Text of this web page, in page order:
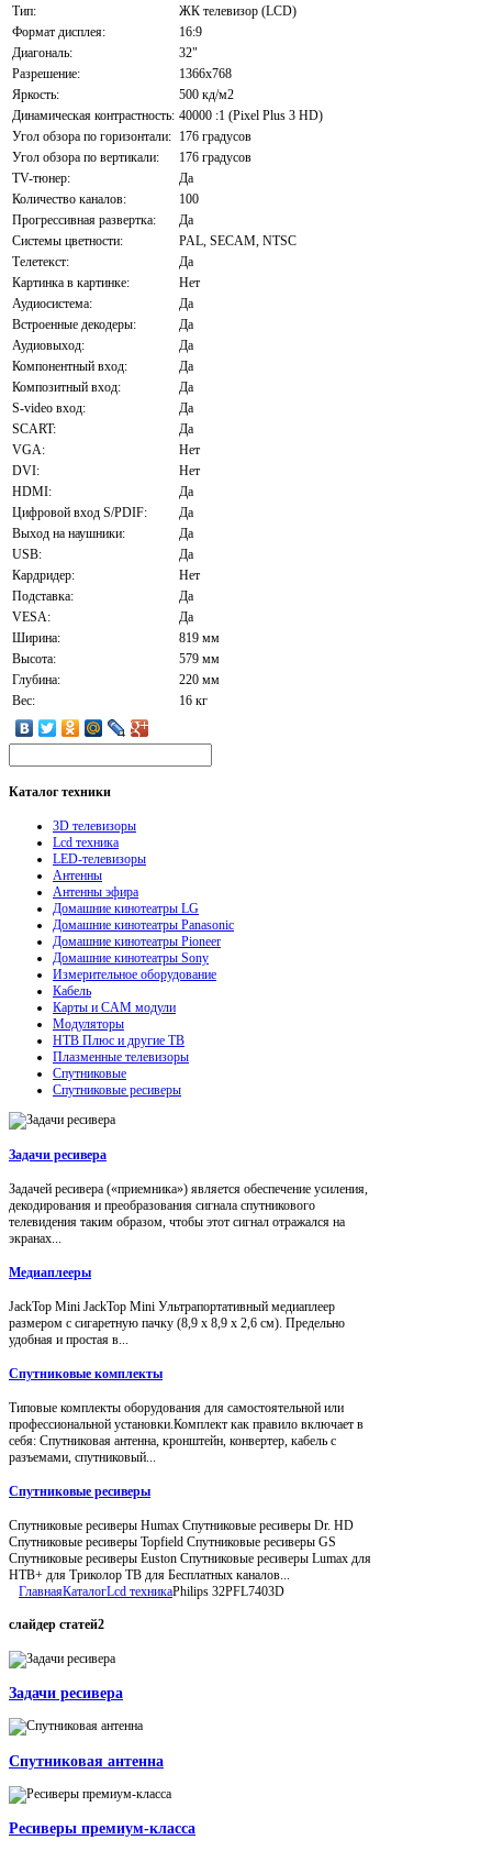
Тип:
ЖК телевизор (LCD)
Формат дисплея:
16:9
Диагональ:
32"
Разрешение:
1366x768
Яркость:
500 кд/м2
Динамическая контрастность: 40000 :1 (Pixel Plus 3 HD)
Угол обзора по горизонтали: 176 градусов
Угол обзора по вертикали:
176 градусов
TV-тюнер:
Да
Количество каналов:
100
Прогрессивная развертка:
Да
Системы цветности:
PAL, SECAM, NTSC
Телетекст:
Да
Картинка в картинке:
Нет
Аудиосистема:
Да
Встроенные декодеры:
Да
Аудиовыход:
Да
Компонентный вход:
Да
Композитный вход:
Да
S-video вход:
Да
SCART:
Да
VGA:
Нет
DVI:
Нет
HDMI:
Да
Цифровой вход S/PDIF:
Да
Выход на наушники:
Да
USB:
Да
Кардридер:
Нет
Подставка:
Да
VESA:
Да
Ширина:
819 мм
Высота:
579 мм
Глубина:
220 мм
Вес:
16 кг
Каталогтехники
3D телевизоры
Lcd техника
LED-телевизоры
Антенны
Антенны эфира
Домашние кинотеатры LG
Домашние кинотеатры Panasonic
Домашние кинотеатры Pioneer
Домашние кинотеатры Sony
Измерительное оборудование
Кабель
Карты и CAM модули
Модуляторы
НТВ Плюс и другие ТВ
Плазменные телевизоры
Спутниковые
Спутниковые ресиверы
Задачи ресивера
Задачей ресивера («приемника») является обеспечение усиления,
декодирования и преобразования сигнала спутникового
телевидения таким образом, чтобы этот сигнал отражался на
экранах...
Медиаплееры
JackTop Mini JackTop Mini Ультрапортативный медиаплеер
размером с сигаретную пачку (8,9 x 8,9 x 2,6 см). Предельно
удобная и простая в...
Спутниковые комплекты
Типовые комплекты оборудования для самостоятельной или
профессиональной установки.Комплект как правило включает в
себя: Спутниковая антенна, кронштейн, конвертер, кабель с
разъемами, спутниковый...
Спутниковые ресиверы
Спутниковые ресиверы Humax Спутниковые ресиверы Dr. HD
Спутниковые ресиверы Topfield Спутниковые ресиверы GS
Спутниковые ресиверы Euston Спутниковые ресиверы Lumax для
НТВ+ для Триколор ТВ для Бесплатных каналов...
ГлавнаяКаталогLcd техникаPhilips 32PFL7403D
слайдер статей2
Задачи ресивера
Спутниковая антенна
Ресиверы премиум-класса